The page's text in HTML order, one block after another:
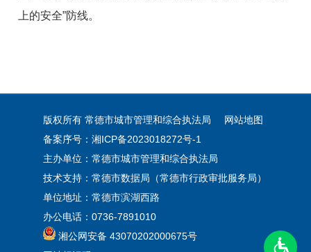
上的安全”防线。
版权所有 常德市城市管理和综合执法局
网站地图
备案序号：湘ICP备2023018272号-1
主办单位：常德市城市管理和综合执法局
技术支持：常德市数据局（常德市行政审批服务局）
单位地址：常德市滨湖西路
办公电话：0736-7891010
湘公网安备 43070202000675号